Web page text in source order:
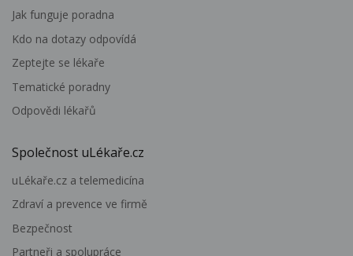
Jak funguje poradna
Kdo na dotazy odpovídá
Zeptejte se lékaře
Tematické poradny
Odpovědi lékařů
Společnost uLékaře.cz
uLékaře.cz a telemedicína
Zdraví a prevence ve firmě
Bezpečnost
Partneři a spolupráce